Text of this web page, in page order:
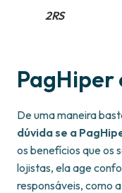
2RS
PagHiper
De uma maneira
dúvida se a
os benefícios que os
lojistas, ela age
responsáveis, como